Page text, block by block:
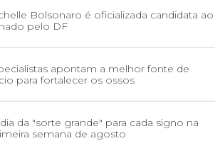
Bolsonaro é oficializada candidata ao
pelo DF
apontam a melhor fonte de
para fortalecer os ossos
da "sorte grande" para cada signo na
semana de agosto